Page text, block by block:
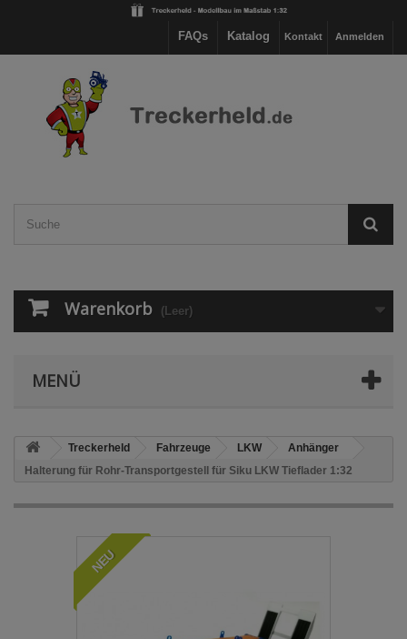
Anmelden
Kontakt
Katalog
FAQs
Warenkorb (Leer)
MENÜ
Treckerheld Fahrzeuge LKW
Anhänger
Halterung für Rohr-Transportgestell für Siku LKW Tieflader 1:32
NEU